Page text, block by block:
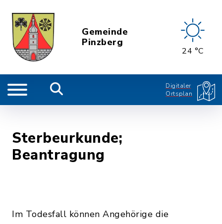
Gemeinde
Pinzberg
24 °C
Digitaler
Ortsplan
Sterbeurkunde;
Beantragung
Im Todesfall können Angehörige die